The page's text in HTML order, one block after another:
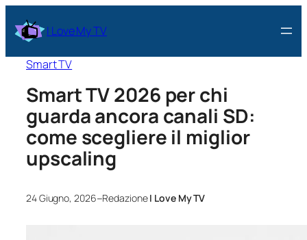
I Love My TV
Smart TV
Smart TV 2026 per chi
guarda ancora canali SD:
come scegliere il miglior
upscaling
24 Giugno, 2026–RedazioneI Love My TV